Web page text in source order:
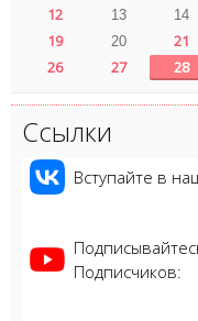
12 13 14
19 20 21
26 27 28
Ссылки
Вступайте в
Подписчиков: